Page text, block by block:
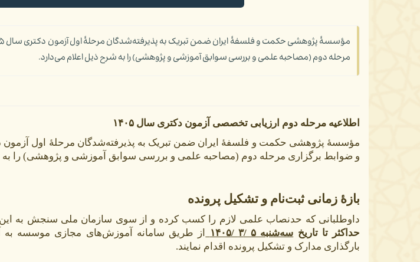
مرحله دوم (مصاحبه علمی و بررسی سوابق آموزشی و پژوهشی) را به شرح ذیل اعلام می‌دارد.
اطلاعیه مرحله دوم ارزیابی تخصصی آزمون دکتری سال ۱۴۰۵
و ضوابط برگزاری مرحله دوم (مصاحبه علمی و بررسی سوابق آموزشی و پژوهشی) را به
بازۀ زمانی ثبت‌نام و تشکیل پرونده
داوطلبانی که حدنصاب علمی لازم را کسب کرده و از سوی سازمان ملی سنجش به
حداکثر تا تاریخ سه‌شنبه ۵ /۳ /۱۴۰۵ از طریق سامانه آموزش‌های مجازی موسسه
بارگذاری مدارک و تشکیل پرونده اقدام نمایند.